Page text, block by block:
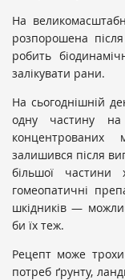
На
розпорошена
робить
залікувати рани.
На сьогоднішній
одну частину на
залишився після
більшої
гомеопатичні
шкідників —
би їх теж.
Рецепт може трохи
потреб ґрунту,